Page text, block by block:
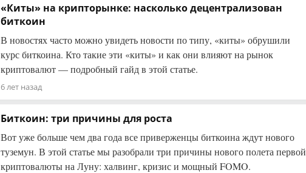
«Киты» на крипторынке: насколько децентрализован
биткоин
В новостях часто можно увидеть новости по типу, «киты» обрушили
курс биткоина. Кто такие эти «киты» и как они влияют на рынок
криптовалют — подробный гайд в этой статье.
6 лет назад
Биткоин: три причины для роста
Вот уже больше чем два года все приверженцы биткоина ждут нового
туземун. В этой статье мы разобрали три причины нового полета первой
криптовалюты на Луну: халвинг, кризис и мощный FOMO.